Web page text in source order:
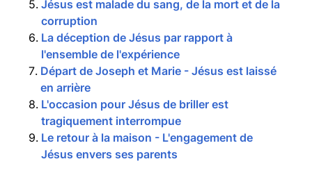
5. Jésus est malade du sang, de la mort et de la
corruption
6. La déception de Jésus par rapport à
l'ensemble de l'expérience
7. Départ de Joseph et Marie - Jésus est laissé
en arrière
8. L'occasion pour Jésus de briller est
tragiquement interrompue
9. Le retour à la maison - L'engagement de
Jésus envers ses parents